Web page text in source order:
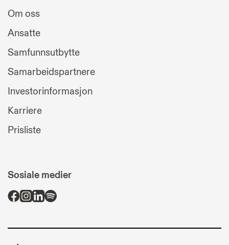
Om oss
Ansatte
Samfunnsutbytte
Samarbeidspartnere
Investorinformasjon
Karriere
Prisliste
Sosiale medier